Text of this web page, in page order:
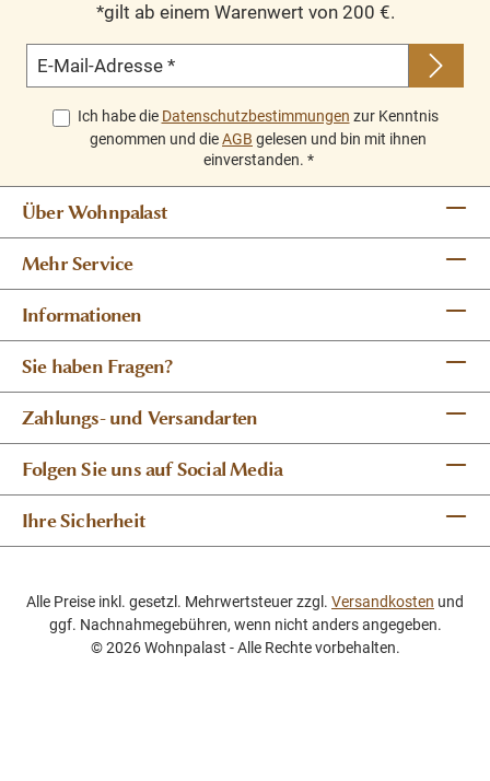
*gilt ab einem Warenwert von 200 €.
E-Mail-Adresse *
Ich habe die Datenschutzbestimmungen zur Kenntnis
genommen und dieAGB gelesen und bin mit ihnen
einverstanden. *
Über Wohnpalast
Mehr Service
Informationen
Sie haben Fragen?
Zahlungs- und Versandarten
Folgen Sie uns auf Social Media
Ihre Sicherheit
Alle Preise inkl. gesetzl. Mehrwertsteuer zzgl. Versandkosten und
ggf. Nachnahmegebühren, wenn nicht anders angegeben.
© 2026 Wohnpalast - Alle Rechte vorbehalten.